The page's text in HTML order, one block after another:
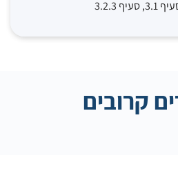
קרובים